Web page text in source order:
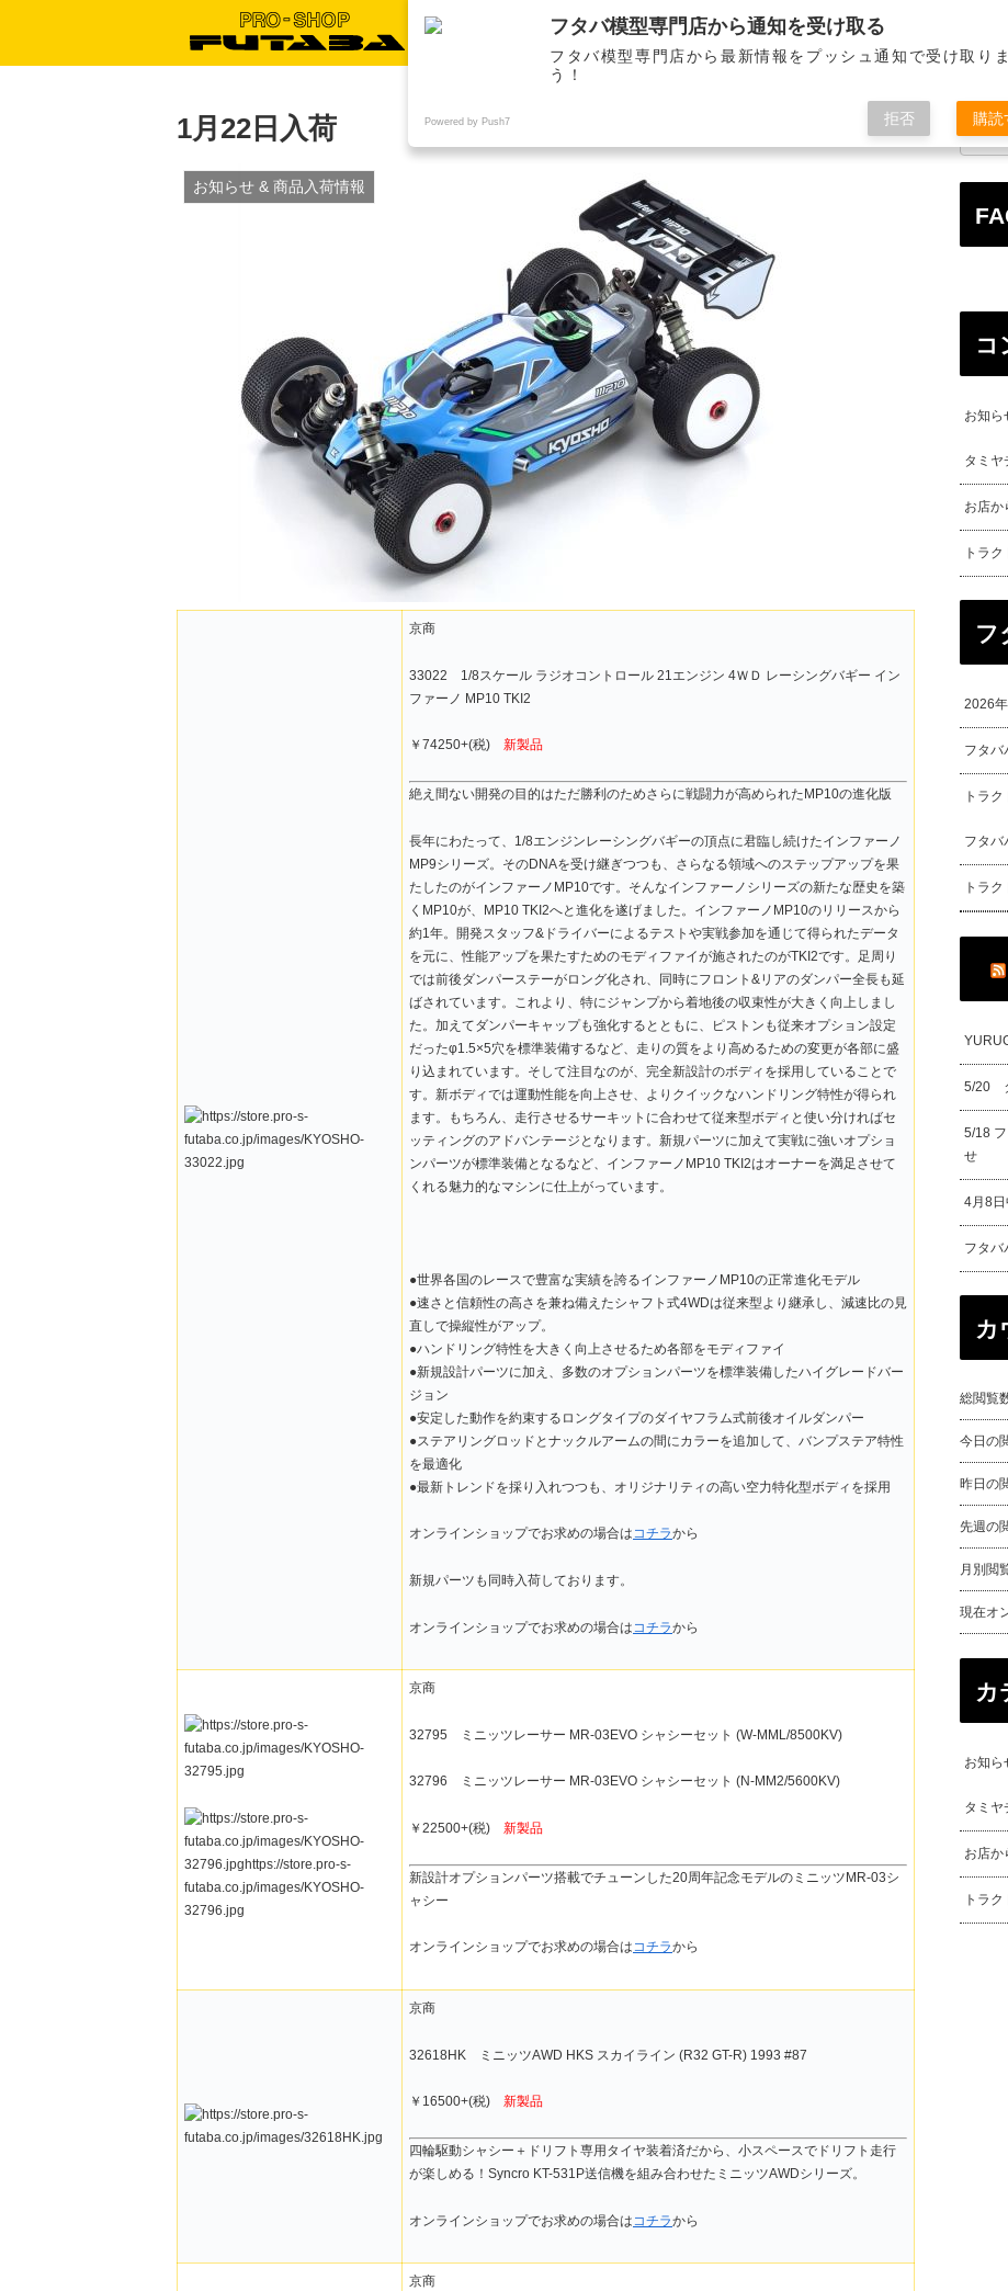
STORE INFORMATION
店舗のご案内
MAIL ORDER
通信販売
ALL
1月22日入荷
お知らせ & 商品入荷情報
京商
33022 1/8スケール ラジオコントロール 21エンジン 4ＷＤ レーシングバギー イン
ファーノ MP10 TKI2
￥74250+(税) 新製品
絶え間ない開発の目的はただ勝利のためさらに戦闘力が高められたMP10の進化版
長年にわたって、1/8エンジンレーシングバギーの頂点に君臨し続けたインファーノ
MP9シリーズ。そのDNAを受け継ぎつつも、さらなる領域へのステップアップを果
たしたのがインファーノMP10です。そんなインファーノシリーズの新たな歴史を築
くMP10が、MP10 TKI2へと進化を遂げました。インファーノMP10のリリースから
約1年。開発スタッフ&ドライバーによるテストや実戦参加を通じて得られたデータ
を元に、性能アップを果たすためのモディファイが施されたのがTKI2です。足周り
では前後ダンパーステーがロング化され、同時にフロント&リアのダンパー全長も延
ばされています。これより、特にジャンプから着地後の収束性が大きく向上しまし
た。加えてダンパーキャップも強化するとともに、ピストンも従来オプション設定
だったφ1.5×5穴を標準装備するなど、走りの質をより高めるための変更が各部に盛
り込まれています。そして注目なのが、完全新設計のボディを採用していることで
す。新ボディでは運動性能を向上させ、よりクイックなハンドリング特性が得られ
ます。もちろん、走行させるサーキットに合わせて従来型ボディと使い分ければセ
ッティングのアドバンテージとなります。新規パーツに加えて実戦に強いオプショ
ンパーツが標準装備となるなど、インファーノMP10 TKI2はオーナーを満足させて
くれる魅力的なマシンに仕上がっています。
●世界各国のレースで豊富な実績を誇るインファーノMP10の正常進化モデル
●速さと信頼性の高さを兼ね備えたシャフト式4WDは従来型より継承し、減速比の見
直しで操縦性がアップ。
●ハンドリング特性を大きく向上させるため各部をモディファイ
●新規設計パーツに加え、多数のオプションパーツを標準装備したハイグレードバー
ジョン
●安定した動作を約束するロングタイプのダイヤフラム式前後オイルダンパー
●ステアリングロッドとナックルアームの間にカラーを追加して、バンプステア特性
を最適化
●最新トレンドを採り入れつつも、オリジナリティの高い空力特化型ボディを採用
オンラインショップでお求めの場合はコチラから
新規パーツも同時入荷しております。
オンラインショップでお求めの場合は コチラから
京商
32795 ミニッツレーサー MR-03EVO シャシーセット (W-MML/8500KV)
32796 ミニッツレーサー MR-03EVO シャシーセット (N-MM2/5600KV)
￥22500+(税) 新製品
新設計オプションパーツ搭載でチューンした20周年記念モデルのミニッツMR-03シ
ャシー
オンラインショップでお求めの場合はコチラから
京商
32618HK ミニッツAWD HKS スカイライン (R32 GT-R) 1993 #87
￥16500+(税) 新製品
四輪駆動シャシー＋ドリフト専用タイヤ装着済だから、小スペースでドリフト走行
が楽しめる！Syncro KT-531P送信機を組み合わせたミニッツAWDシリーズ。
オンラインショップでお求めの場合は コチラから
京商
コ
お知ら
タミヤ
お店か
トラ
フ
2026
フタバ
トラ
フタバ
トラ
5/20
5/18
せ
4月8日
フタバ
カ
総閲覧
今日の
昨日の
先週の
月別閲
現在オ
カ
お知ら
タミヤ
お店か
トラ
フタバ模型専門店から通知を受け取る
フタバ模型専門店から最新情報をプッシュ通知で受け取り
う！
Powered by Push7 拒否 購読